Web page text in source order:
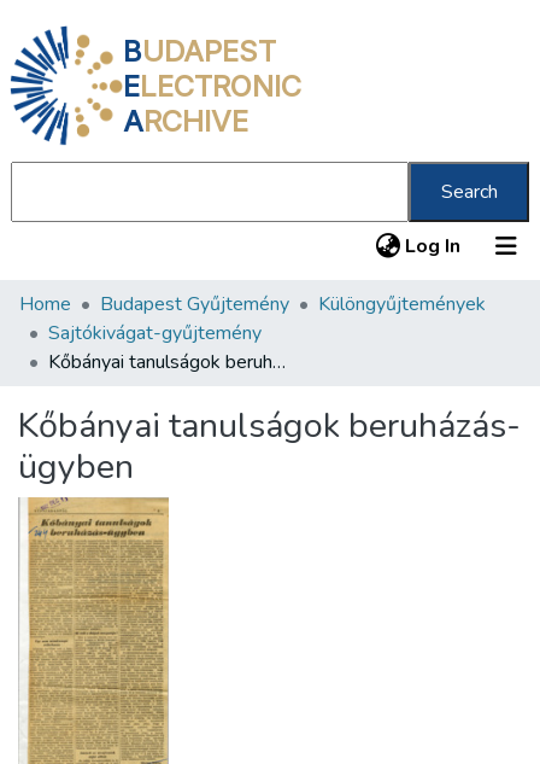
BUDAPEST
ELECTRONIC
ARCHIVE
Search
Log In (current)
Communities & Collections
All of DSpace
About us
Home Budapest Gyűjtemény
Különgyűjtemények
Sajtókivágat-gyűjtemény
Kőbányai tanulságok beruházás-ügyben
Kőbányai tanulságok beruházás-
ügyben